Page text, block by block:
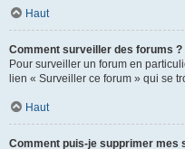
Haut
Comment surveiller des forums ?
Pour surveiller un forum en
lien « Surveiller ce forum » qui se
Haut
Comment puis-je supprimer mes